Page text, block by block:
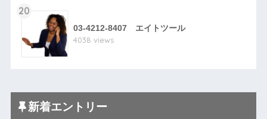
20
03-4212-8407 エイトツール
4038 views
新着エントリー